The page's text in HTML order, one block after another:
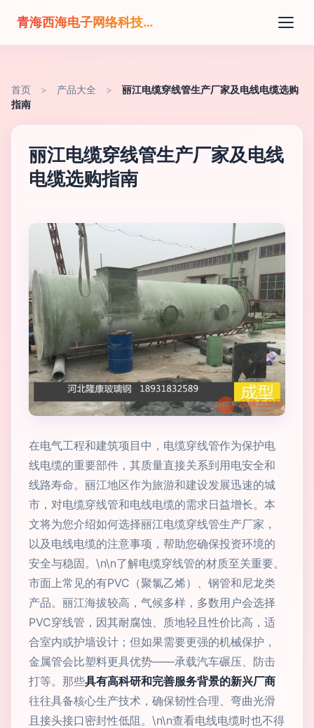
青海西海电子网络科技有限公司
首页 > 产品大全 >
丽江电缆穿线管生产厂家及电线电缆选购
指南
丽江电缆穿线管生产厂家及电线
电缆选购指南
在电气工程和建筑项目中，电缆穿线管作为保护电
线电缆的重要部件，其质量直接关系到用电安全和
线路寿命。丽江地区作为旅游和建设发展迅速的城
市，对电缆穿线管和电线电缆的需求日益增长。本
文将为您介绍如何选择丽江电缆穿线管生产厂家，
以及电线电缆的注意事项，帮助您确保投资环境的
安全与稳固。\n\n了解电缆穿线管的材质至关重要。
市面上常见的有PVC（聚氯乙烯）、钢管和尼龙类
产品。丽江海拔较高，气候多样，多数用户会选择
PVC穿线管，因其耐腐蚀、质地轻且性价比高，适
合室内或护墙设计；但如果需要更强的机械保护，
金属管会比塑料更具优势——承载汽车碾压、防击
打等。那些具有高科研和完善服务背景的新兴厂商
往往具备核心生产技术，确保韧性合理、弯曲光滑
且接头接口密封性低阻。\n\n查看电线电缆时也不得